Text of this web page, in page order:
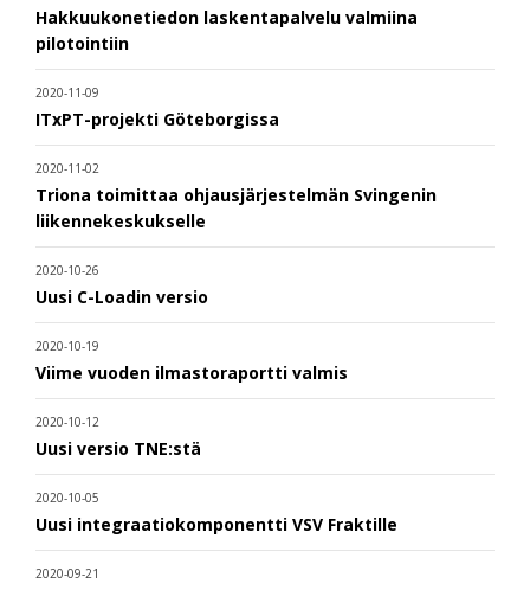
Hakkuukonetiedon laskentapalvelu valmiina
pilotointiin
2020-11-09
ITxPT-projekti Göteborgissa
2020-11-02
Triona toimittaa ohjausjärjestelmän Svingenin
liikennekeskukselle
2020-10-26
Uusi C-Loadin versio
2020-10-19
Viime vuoden ilmastoraportti valmis
2020-10-12
Uusi versio TNE:stä
2020-10-05
Uusi integraatiokomponentti VSV Fraktille
2020-09-21